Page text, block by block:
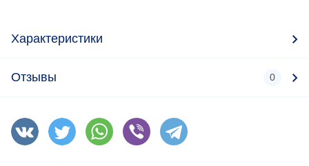
Характеристики
Отзывы 0